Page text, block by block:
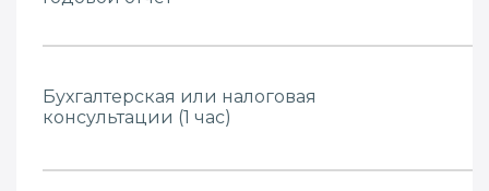
Бухгалтерская или налоговая
консультации (1 час)